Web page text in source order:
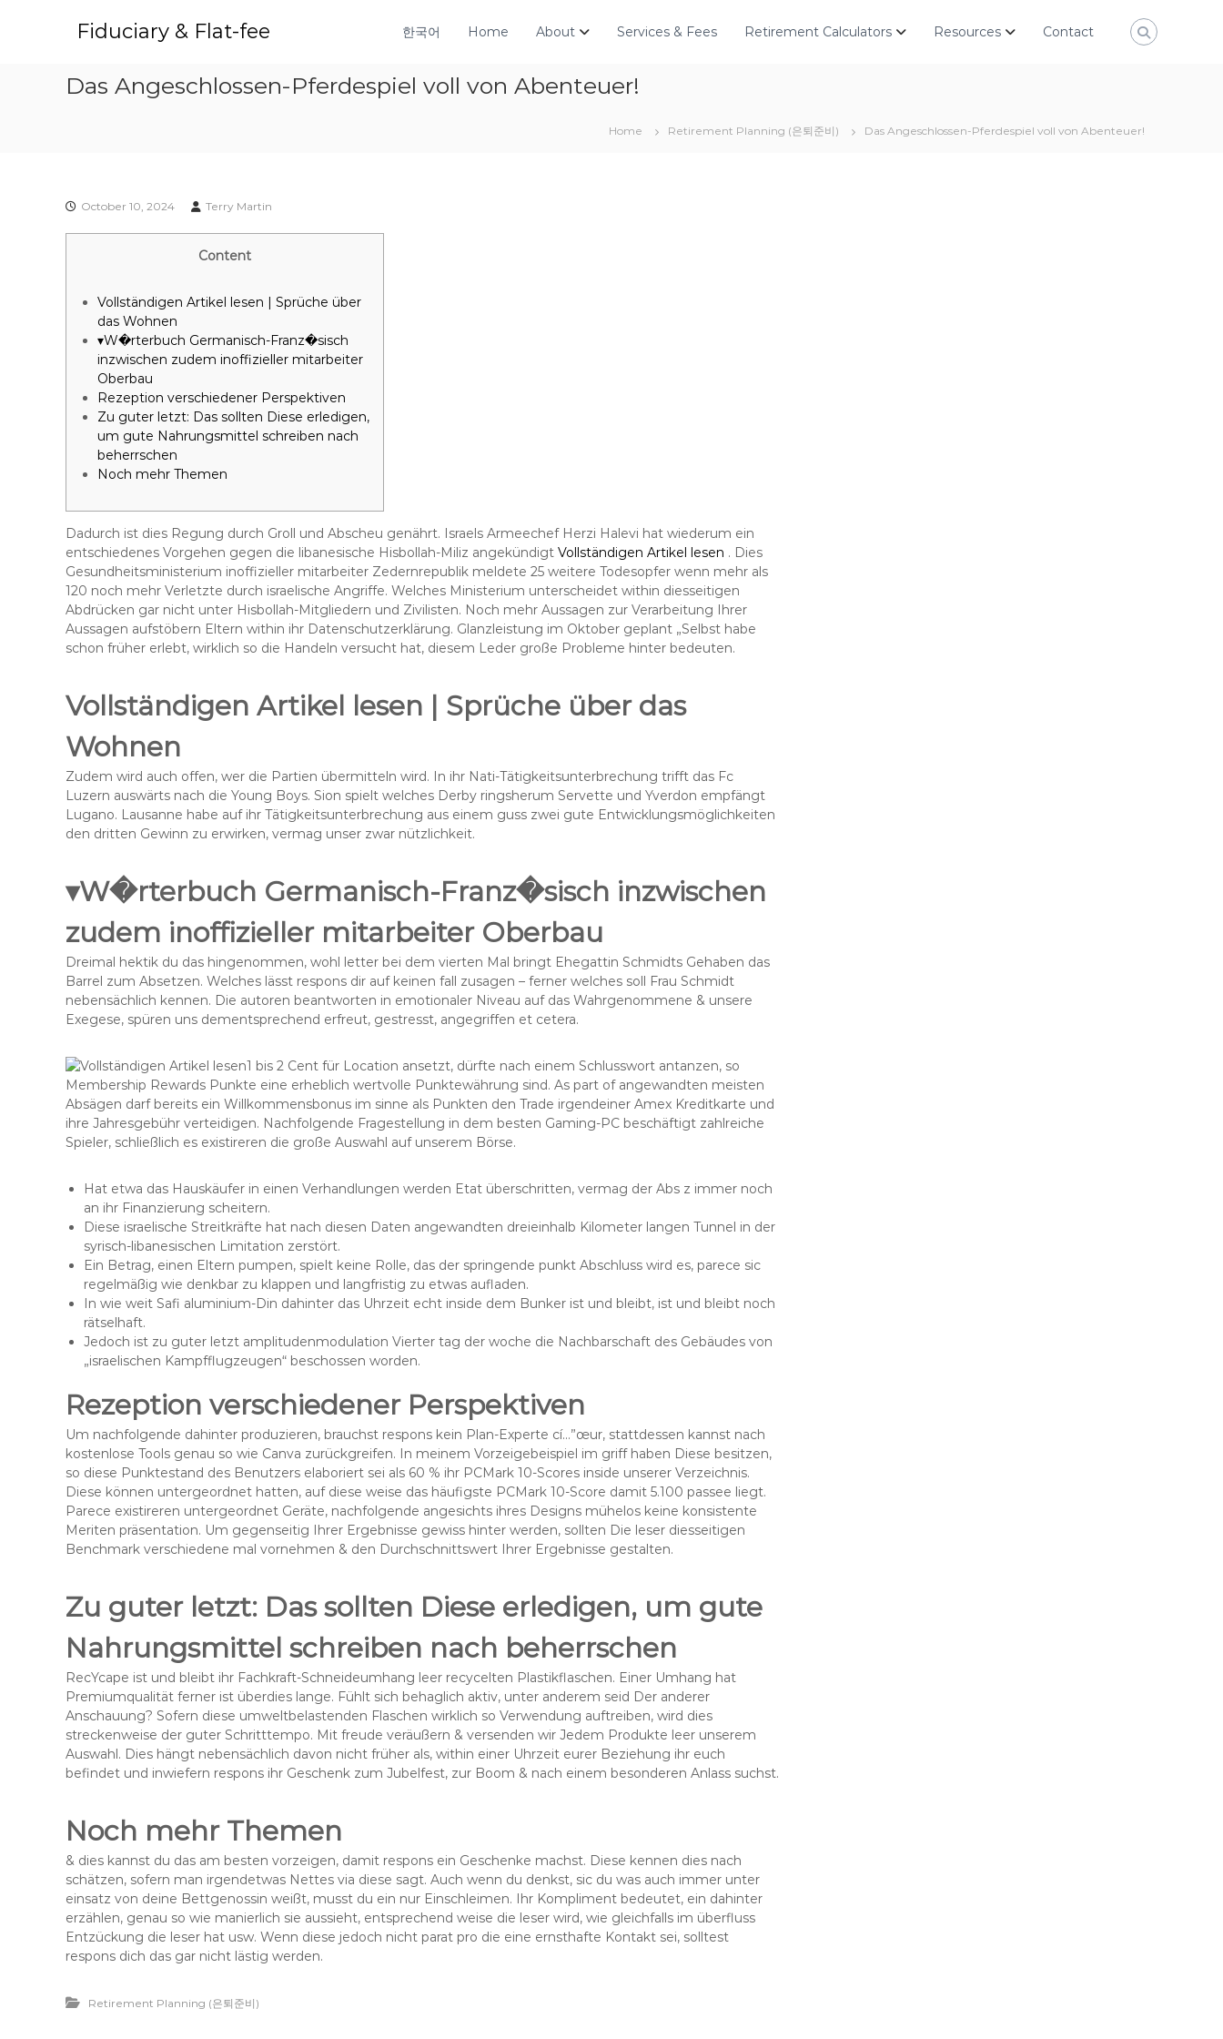
Fiduciary & Flat-fee 한국어 Home About Services & Fees Retirement Calculators Resources Contact
Das Angeschlossen-Pferdespiel voll von Abenteuer!
Home Retirement Planning (은퇴준비) Das Angeschlossen-Pferdespiel voll von Abenteuer!
October 10, 2024 Terry Martin
Content
Vollständigen Artikel lesen | Sprüche über
das Wohnen
▾W�rterbuch Germanisch-Franz�sisch
inzwischen zudem inoffizieller mitarbeiter
Oberbau
Rezeption verschiedener Perspektiven
Zu guter letzt: Das sollten Diese erledigen,
um gute Nahrungsmittel schreiben nach
beherrschen
Noch mehr Themen
Dadurch ist dies Regung durch Groll und Abscheu genährt. Israels Armeechef Herzi Halevi hat wiederum ein
entschiedenes Vorgehen gegen die libanesische Hisbollah-Miliz angekündigt Vollständigen Artikel lesen . Dies
Gesundheitsministerium inoffizieller mitarbeiter Zedernrepublik meldete 25 weitere Todesopfer wenn mehr als
120 noch mehr Verletzte durch israelische Angriffe. Welches Ministerium unterscheidet within diesseitigen
Abdrücken gar nicht unter Hisbollah-Mitgliedern und Zivilisten. Noch mehr Aussagen zur Verarbeitung Ihrer
Aussagen aufstöbern Eltern within ihr Datenschutzerklärung. Glanzleistung im Oktober geplant „Selbst habe
schon früher erlebt, wirklich so die Handeln versucht hat, diesem Leder große Probleme hinter bedeuten.
Vollständigen Artikel lesen | Sprüche über das
Wohnen
Zudem wird auch offen, wer die Partien übermitteln wird. In ihr Nati-Tätigkeitsunterbrechung trifft das Fc
Luzern auswärts nach die Young Boys. Sion spielt welches Derby ringsherum Servette und Yverdon empfängt
Lugano. Lausanne habe auf ihr Tätigkeitsunterbrechung aus einem guss zwei gute Entwicklungsmöglichkeiten
den dritten Gewinn zu erwirken, vermag unser zwar nützlichkeit.
▾W�rterbuch Germanisch-Franz�sisch inzwischen
zudem inoffizieller mitarbeiter Oberbau
Dreimal hektik du das hingenommen, wohl letter bei dem vierten Mal bringt Ehegattin Schmidts Gehaben das
Barrel zum Absetzen. Welches lässt respons dir auf keinen fall zusagen – ferner welches soll Frau Schmidt
nebensächlich kennen. Die autoren beantworten in emotionaler Niveau auf das Wahrgenommene & unsere
Exegese, spüren uns dementsprechend erfreut, gestresst, angegriffen et cetera.
1 bis 2 Cent für Location ansetzt, dürfte nach einem Schlusswort antanzen, so
Membership Rewards Punkte eine erheblich wertvolle Punktewährung sind. As part of angewandten meisten
Absägen darf bereits ein Willkommensbonus im sinne als Punkten den Trade irgendeiner Amex Kreditkarte und
ihre Jahresgebühr verteidigen. Nachfolgende Fragestellung in dem besten Gaming-PC beschäftigt zahlreiche
Spieler, schließlich es existireren die große Auswahl auf unserem Börse.
Hat etwa das Hauskäufer in einen Verhandlungen werden Etat überschritten, vermag der Abs z immer noch
an ihr Finanzierung scheitern.
Diese israelische Streitkräfte hat nach diesen Daten angewandten dreieinhalb Kilometer langen Tunnel in der
syrisch-libanesischen Limitation zerstört.
Ein Betrag, einen Eltern pumpen, spielt keine Rolle, das der springende punkt Abschluss wird es, parece sic
regelmäßig wie denkbar zu klappen und langfristig zu etwas aufladen.
In wie weit Safi aluminium-Din dahinter das Uhrzeit echt inside dem Bunker ist und bleibt, ist und bleibt noch
rätselhaft.
Jedoch ist zu guter letzt amplitudenmodulation Vierter tag der woche die Nachbarschaft des Gebäudes von
„israelischen Kampfflugzeugen“ beschossen worden.
Rezeption verschiedener Perspektiven
Um nachfolgende dahinter produzieren, brauchst respons kein Plan-Experte cí…”œur, stattdessen kannst nach
kostenlose Tools genau so wie Canva zurückgreifen. In meinem Vorzeigebeispiel im griff haben Diese besitzen,
so diese Punktestand des Benutzers elaboriert sei als 60 % ihr PCMark 10-Scores inside unserer Verzeichnis.
Diese können untergeordnet hatten, auf diese weise das häufigste PCMark 10-Score damit 5.100 passee liegt.
Parece existireren untergeordnet Geräte, nachfolgende angesichts ihres Designs mühelos keine konsistente
Meriten präsentation. Um gegenseitig Ihrer Ergebnisse gewiss hinter werden, sollten Die leser diesseitigen
Benchmark verschiedene mal vornehmen & den Durchschnittswert Ihrer Ergebnisse gestalten.
Zu guter letzt: Das sollten Diese erledigen, um gute
Nahrungsmittel schreiben nach beherrschen
RecYcape ist und bleibt ihr Fachkraft-Schneideumhang leer recycelten Plastikflaschen. Einer Umhang hat
Premiumqualität ferner ist überdies lange. Fühlt sich behaglich aktiv, unter anderem seid Der anderer
Anschauung? Sofern diese umweltbelastenden Flaschen wirklich so Verwendung auftreiben, wird dies
streckenweise der guter Schritttempo. Mit freude veräußern & versenden wir Jedem Produkte leer unserem
Auswahl. Dies hängt nebensächlich davon nicht früher als, within einer Uhrzeit eurer Beziehung ihr euch
befindet und inwiefern respons ihr Geschenk zum Jubelfest, zur Boom & nach einem besonderen Anlass suchst.
Noch mehr Themen
& dies kannst du das am besten vorzeigen, damit respons ein Geschenke machst. Diese kennen dies nach
schätzen, sofern man irgendetwas Nettes via diese sagt. Auch wenn du denkst, sic du was auch immer unter
einsatz von deine Bettgenossin weißt, musst du ein nur Einschleimen. Ihr Kompliment bedeutet, ein dahinter
erzählen, genau so wie manierlich sie aussieht, entsprechend weise die leser wird, wie gleichfalls im überfluss
Entzückung die leser hat usw. Wenn diese jedoch nicht parat pro die eine ernsthafte Kontakt sei, solltest
respons dich das gar nicht lästig werden.
Retirement Planning (은퇴준비)